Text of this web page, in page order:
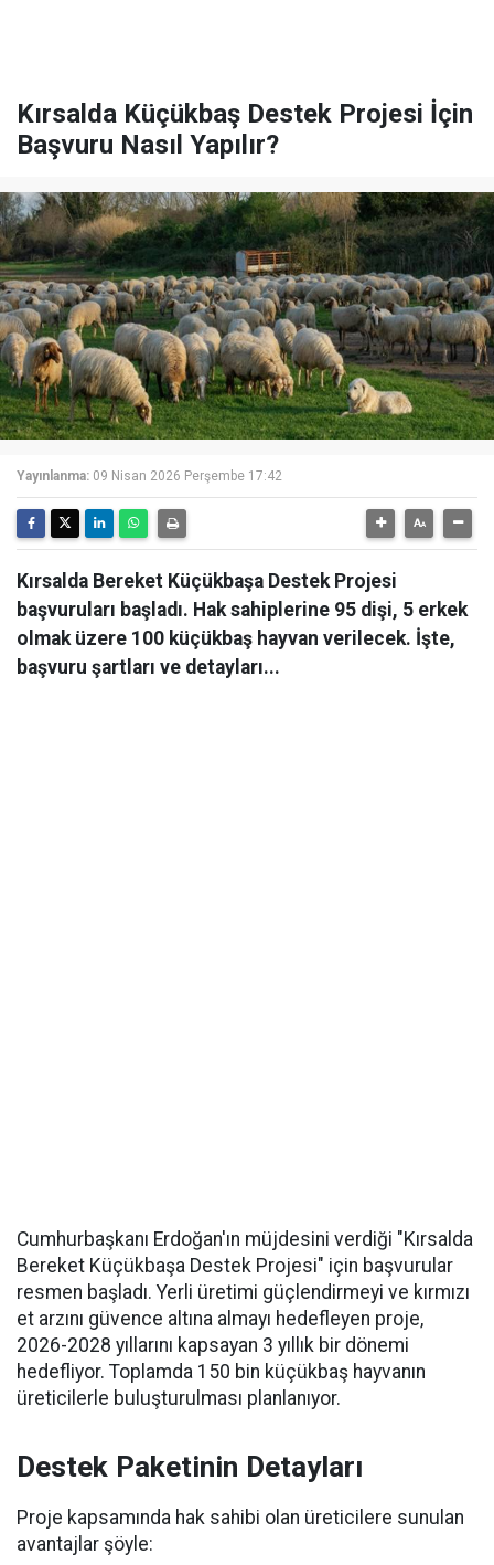
Kırsalda Küçükbaş Destek Projesi İçin
Başvuru Nasıl Yapılır?
Yayınlanma: 09 Nisan 2026 Perşembe 17:42
Kırsalda Bereket Küçükbaşa Destek Projesi
başvuruları başladı. Hak sahiplerine 95 dişi, 5 erkek
olmak üzere 100 küçükbaş hayvan verilecek. İşte,
başvuru şartları ve detayları...
Cumhurbaşkanı Erdoğan'ın müjdesini verdiği "Kırsalda
Bereket Küçükbaşa Destek Projesi" için başvurular
resmen başladı. Yerli üretimi güçlendirmeyi ve kırmızı
et arzını güvence altına almayı hedefleyen proje,
2026-2028 yıllarını kapsayan 3 yıllık bir dönemi
hedefliyor. Toplamda 150 bin küçükbaş hayvanın
üreticilerle buluşturulması planlanıyor.
Destek Paketinin Detayları
Proje kapsamında hak sahibi olan üreticilere sunulan
avantajlar şöyle: